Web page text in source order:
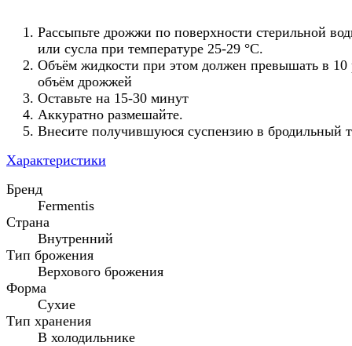
Рассыпьте дрожжи по поверхности стерильной
или сусла при температуре 25-29 °C.
Объём жидкости при этом должен превышать в 10
объём дрожжей
Оставьте на 15-30 минут
Аккуратно размешайте.
Внесите получившуюся суспензию в бродильный
Характеристики
Бренд
Fermentis
Страна
Внутренний
Тип брожения
Верхового брожения
Форма
Сухие
Тип хранения
В холодильнике